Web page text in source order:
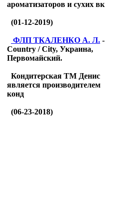
ароматизаторов и сухих вк
(01-12-2019)
ФЛП ТКАЛЕНКО А. Л. -
Country / City, Украина,
Первомайский.
Кондитерская ТМ Денис
является производителем
конд
(06-23-2018)